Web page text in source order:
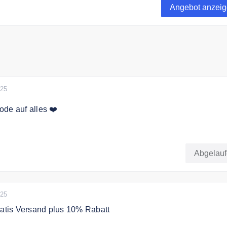
Angebot
auf alles ❤️
Versand plus 10% Rabatt